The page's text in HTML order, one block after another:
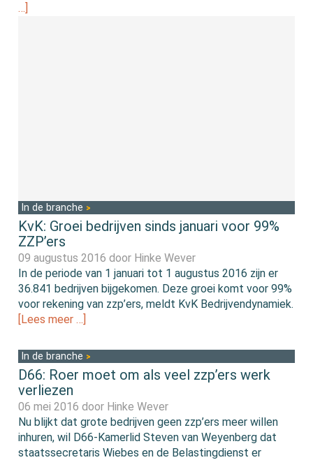
…]
In de branche
KvK: Groei bedrijven sinds januari voor 99%
ZZP’ers
09 augustus 2016 door Hinke Wever
In de periode van 1 januari tot 1 augustus 2016 zijn er
36.841 bedrijven bijgekomen. Deze groei komt voor 99%
voor rekening van zzp’ers, meldt KvK Bedrijvendynamiek.
[Lees meer …]
In de branche
D66: Roer moet om als veel zzp’ers werk
verliezen
06 mei 2016 door Hinke Wever
Nu blijkt dat grote bedrijven geen zzp’ers meer willen
inhuren, wil D66-Kamerlid Steven van Weyenberg dat
staatssecretaris Wiebes en de Belastingdienst er